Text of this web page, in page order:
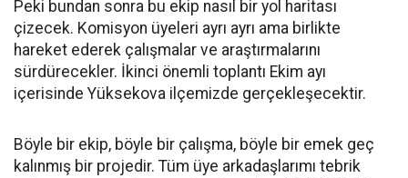
Peki bundan sonra bu ekip nasıl bir yol haritası
çizecek. Komisyon üyeleri ayrı ayrı ama birlikte
hareket ederek çalışmalar ve araştırmalarını
sürdürecekler. İkinci önemli toplantı Ekim ayı
içerisinde Yüksekova ilçemizde gerçekleşecektir.
Böyle bir ekip, böyle bir çalışma, böyle bir emek geç
kalınmış bir projedir. Tüm üye arkadaşlarımı tebrik